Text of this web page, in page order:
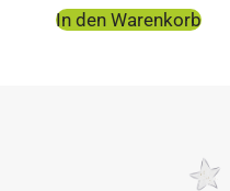
In den Warenkorb